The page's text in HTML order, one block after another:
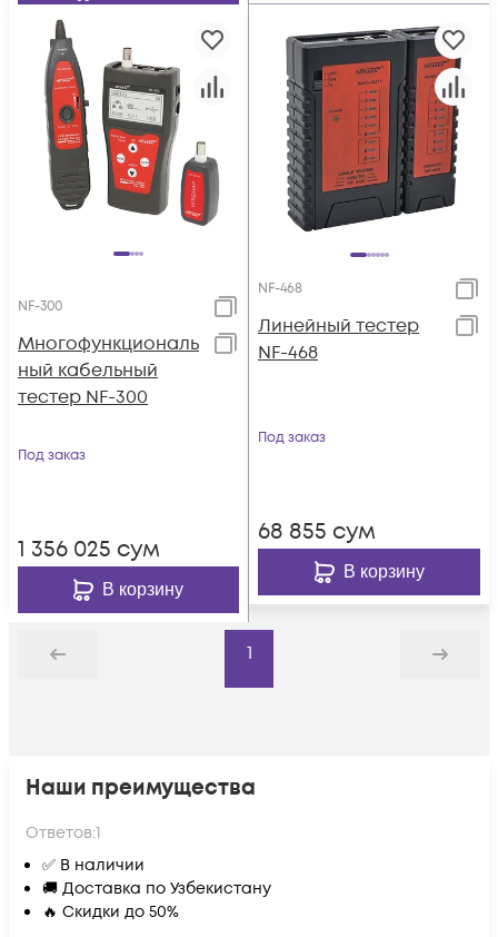
NF-300
Многофункциональ
ный кабельный
тестер NF-300
Под заказ
1 356 025 сум
В корзину
NF-468
Линейный тестер
NF-468
Под заказ
68 855 сум
В корзину
Назад
1
Дальше
Наши преимущества
Ответов:1
✅ В наличии
🚚 Доставка по Узбекистану
🔥 Скидки до 50%